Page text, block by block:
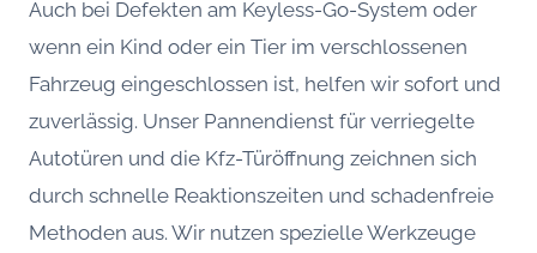
Auch bei Defekten am Keyless-Go-System oder
wenn ein Kind oder ein Tier im verschlossenen
Fahrzeug eingeschlossen ist, helfen wir sofort und
zuverlässig. Unser Pannendienst für verriegelte
Autotüren und die Kfz-Türöffnung zeichnen sich
durch schnelle Reaktionszeiten und schadenfreie
Methoden aus. Wir nutzen spezielle Werkzeuge